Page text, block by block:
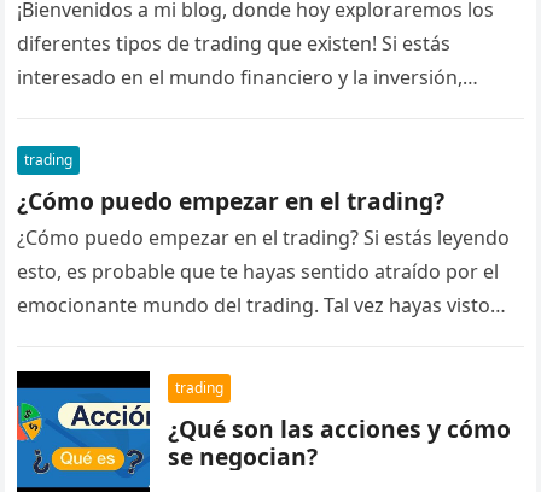
¡Bienvenidos a mi blog, donde hoy exploraremos los
diferentes tipos de trading que existen! Si estás
interesado en el mundo financiero y la inversión,
trading
¿Cómo puedo empezar en el trading?
¿Cómo puedo empezar en el trading? Si estás leyendo
esto, es probable que te hayas sentido atraído por el
emocionante mundo del trading. Tal vez hayas visto…
trading
¿Qué son las acciones y cómo
se negocian?